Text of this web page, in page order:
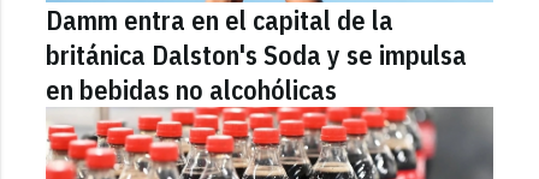
Damm entra en el capital de la
británica Dalston's Soda y se impulsa
en bebidas no alcohólicas